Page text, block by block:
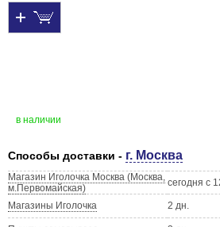
в наличии
Способы доставки - г. Москва
Магазин Иголочка Москва (Москва,
м.Первомайская)
сегодня с
Магазины Иголочка 2 дн.